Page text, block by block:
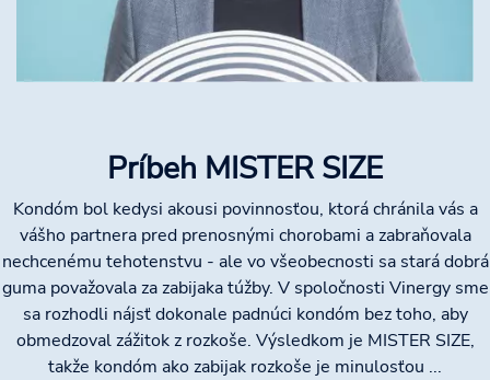
Príbeh MISTER SIZE
Kondóm bol kedysi akousi povinnosťou, ktorá chránila vás a
vášho partnera pred prenosnými chorobami a zabraňovala
nechcenému tehotenstvu - ale vo všeobecnosti sa stará dobrá
guma považovala za zabijaka túžby. V spoločnosti Vinergy sme
sa rozhodli nájsť dokonale padnúci kondóm bez toho, aby
obmedzoval zážitok z rozkoše. Výsledkom je MISTER SIZE,
takže kondóm ako zabijak rozkoše je minulosťou ...